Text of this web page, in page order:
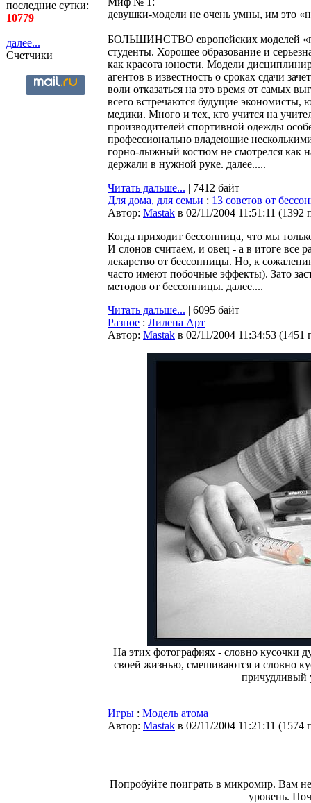
последние сутки:
10779
далее...
Счетчики
девушки-модели не очень умны, им это
БОЛЬШИНСТВО европейских моделей
студенты. Хорошее образование и
как красота юности. Модели
агентов в известность о сроках сдачи
воли отказаться на это время от самых
всего встречаются будущие экономисты,
медики. Много и тех, кто учится на
производителей спортивной одежды
профессионально владеющие
горно-лыжный костюм не смотрелся как
держали в нужной руке. далее.....
Читать дальше... | 7412 байт
Для дома, для семьи : 13 советов от
Автор: Мastak в 02/11/2004 11:51:11 (1392
Когда приходит бессонница, что мы
И слонов считаем, и овец - а в итоге все
лекарство от бессонницы. Но, к
часто имеют побочные эффекты). Зато
методов от бессонницы. далее....
Читать дальше... | 6095 байт
Разное : Лилена Арт
Автор: Мastak в 02/11/2004 11:34:53 (1451
На этих фотографиях - словно
своей жизнью, смешиваются и словно
причудливый
Игры : Модель атома
Автор: Мastak в 02/11/2004 11:21:11 (1574
Попробуйте поиграть в микромир. Вам
уровень.